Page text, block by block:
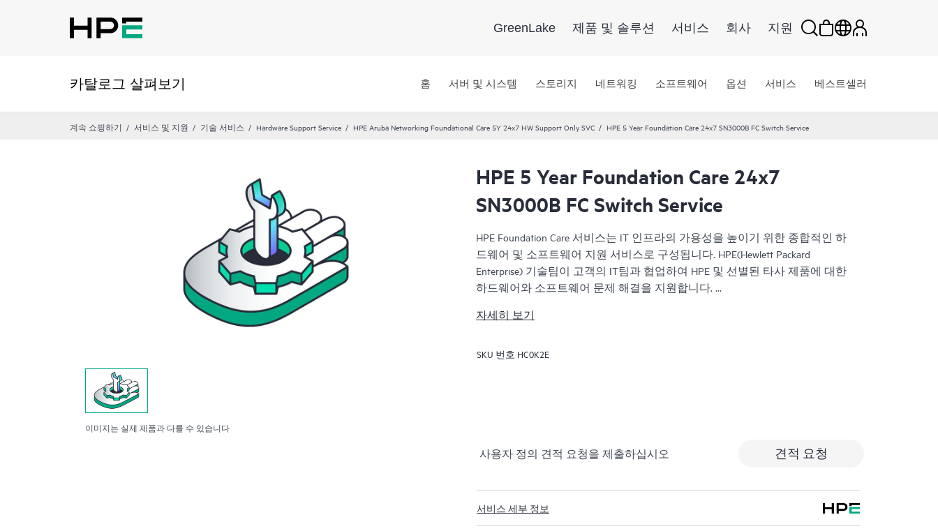
GreenLake 제품 및 솔루션 서비스 회사 지원
카탈로그 살펴보기 홈 서버 및 시스템 스토리지 네트워킹 소프트웨어 옵션 서비스 베스트셀러
계속 쇼핑하기 서비스 및 지원 기술 서비스 Hardware Support Service HPE Aruba Networking Foundational Care 5Y 24x7 HW Support Only SVC HPE 5 Year Foundation Care 24x7 SN3000B FC Switch Service
이미지는 실제 제품과 다를 수 있습니다
HPE 5 Year Foundation Care 24x7
SN3000B FC Switch Service
HPE Foundation Care 서비스는 IT 인프라의 가용성을 높이기 위한 종합적인 하
드웨어 및 소프트웨어 지원 서비스로 구성됩니다. HPE(Hewlett Packard
Enterprise) 기술팀이 고객의 IT팀과 협업하여 HPE 및 선별된 타사 제품에 대한
하드웨어와 소프트웨어 문제 해결을 지원합니다.
HPE Foundation Care에서 지원하는 하드웨어 제품의 경우 원격 진단 및 지원 서
한 적격한 HPE 하드웨어 제품을 지원하기 위해 본 서비스에는 기본 소프트웨
Foundation Care에서 지원하는 소프트웨어 제품의 경우 HPE는 원격 기술 지원
자세히 보기
SKU 번호 HC0K2E
사용자 정의 견적 요청을 제출하십시오 견적 요청
서비스 세부 정보